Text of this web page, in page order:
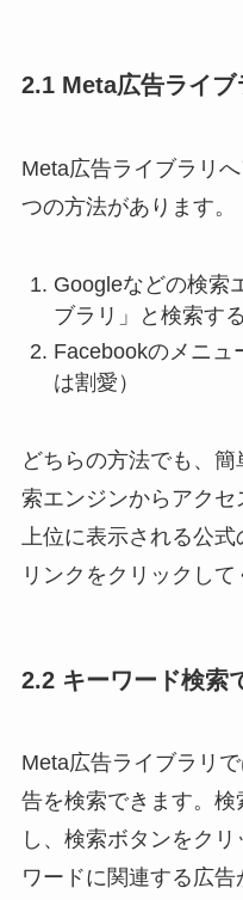
2.1 Meta広告ライ
Meta広告ライブラリ
つの方法があります。
Googleなどの検索
ブラリ」と検索する
Facebookのメニュ
は割愛）
どちらの方法でも、
索エンジンからアク
上位に表示される公
リンクをクリックして
2.2 キーワード検索
Meta広告ライブラリ
告を検索できます。
し、検索ボタンをク
ワードに関連する広告